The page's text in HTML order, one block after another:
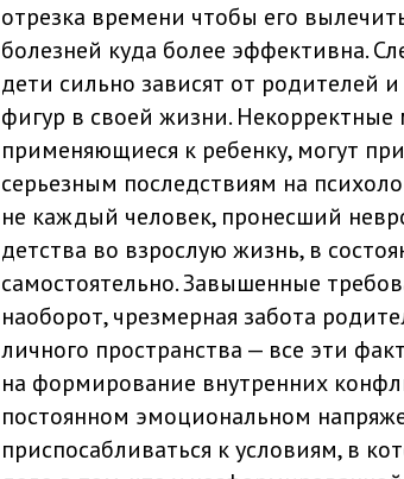
отрезка времени чтобы его
болезней куда более эффективна.
дети сильно зависят от родителей
фигур в своей жизни.
применяющиеся к ребенку, могут
серьезным последствиям на
не каждый человек, пронесший
детства во взрослую жизнь, в
самостоятельно. Завышенные
наоборот, чрезмерная забота
личного пространства — все эти
на формирование внутренних
постоянном эмоциональном
приспосабливаться к условиям, в